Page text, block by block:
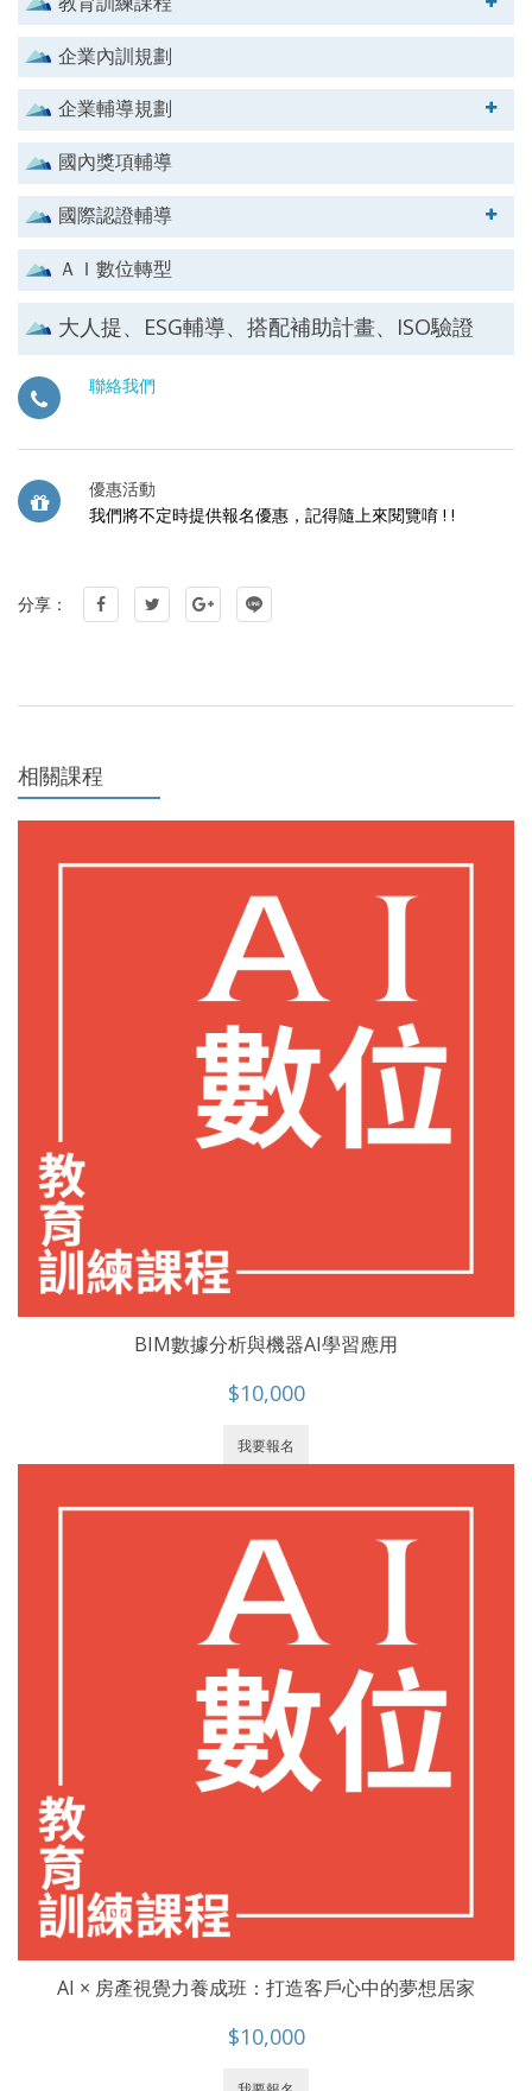
企業內訓規劃
企業輔導規劃
國內獎項輔導
國際認證輔導
ＡＩ數位轉型
大人提、ESG輔導、搭配補助計畫、ISO驗證
聯絡我們
優惠活動
我們將不定時提供報名優惠，記得隨上來閱覽唷 ! !
分享：
相關課程
BIM數據分析與機器AI學習應用
$10,000
我要報名
AI × 房產視覺力養成班：打造客戶心中的夢想居家
$10,000